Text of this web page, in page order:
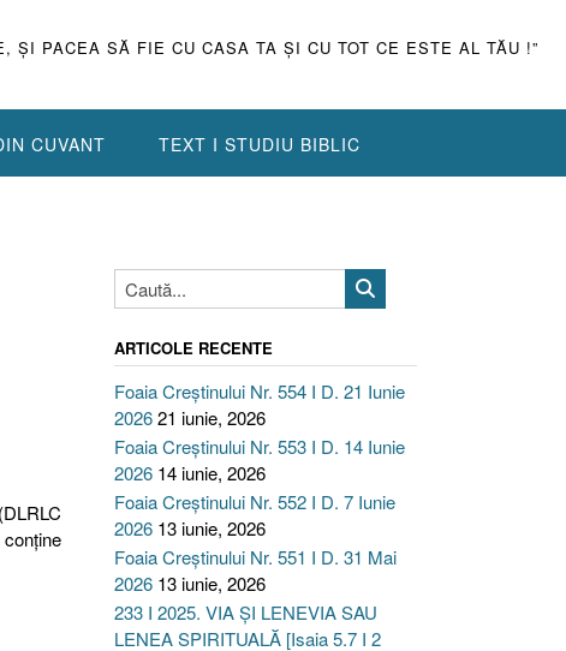
ŞI PACEA SĂ FIE CU CASA TA ŞI CU TOT CE ESTE AL TĂU !”
CUVANT TEXT I STUDIU BIBLIC
ARTICOLE RECENTE
Foaia Creștinului Nr. 554 I D. 21 Iunie
202621 iunie, 2026
Foaia Creștinului Nr. 553 I D. 14 Iunie
2026 14 iunie, 2026
Foaia Creștinului Nr. 552 I D. 7 Iunie
2026 13 iunie, 2026
Foaia Creștinului Nr. 551 I D. 31 Mai
2026 13 iunie, 2026
233 I 2025. VIA ȘI LENEVIA SAU
LENEA SPIRITUALĂ [Isaia 5.7 I 2